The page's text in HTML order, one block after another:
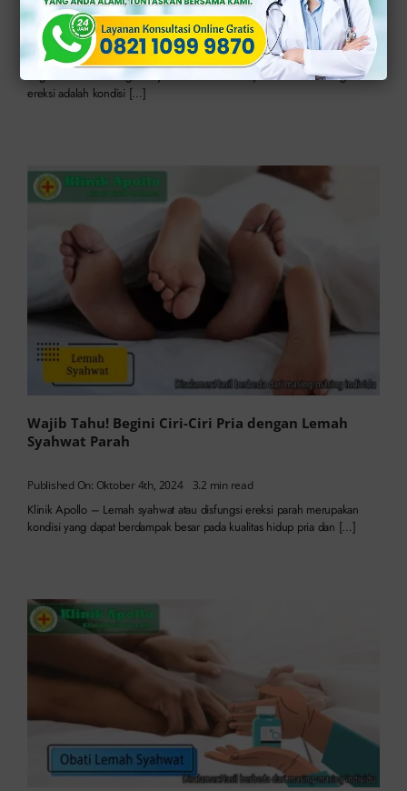
Published On: Juni 9th, 2025 2.2 min read
Klinik Apollo – Pentingnya mengetahui gejala lemah syahwat dan
bagaimana cara mengatasinya. Masalah lemah syahwat atau disfungsi
ereksi adalah kondisi […]
Wajib Tahu! Begini Ciri-Ciri Pria dengan Lemah
Syahwat Parah
Published On: Oktober 4th, 2024 3.2 min read
Klinik Apollo – Lemah syahwat atau disfungsi ereksi parah merupakan
kondisi yang dapat berdampak besar pada kualitas hidup pria dan […]